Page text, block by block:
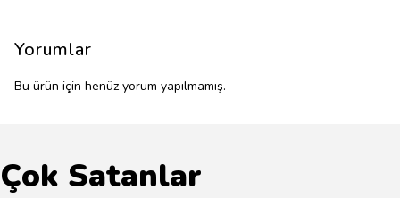
Yorumlar
Bu ürün için henüz yorum yapılmamış.
Çok Satanlar